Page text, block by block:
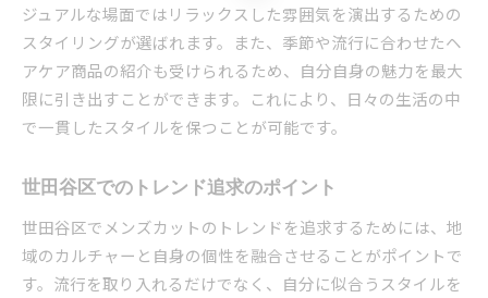
ジュアルな場面ではリラックスした雰囲気を演出するための
スタイリングが選ばれます。また、季節や流行に合わせたヘ
アケア商品の紹介も受けられるため、自分自身の魅力を最大
限に引き出すことができます。これにより、日々の生活の中
で一貫したスタイルを保つことが可能です。
世田谷区でのトレンド追求のポイント
世田谷区でメンズカットのトレンドを追求するためには、地
域のカルチャーと自身の個性を融合させることがポイントで
す。流行を取り入れるだけでなく、自分に似合うスタイルを